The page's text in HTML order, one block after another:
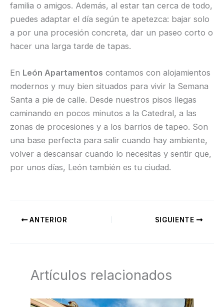
familia o amigos. Además, al estar tan cerca de todo,
puedes adaptar el día según te apetezca: bajar solo
a por una procesión concreta, dar un paseo corto o
hacer una larga tarde de tapas.
En León Apartamentos contamos con alojamientos
modernos y muy bien situados para vivir la Semana
Santa a pie de calle. Desde nuestros pisos llegas
caminando en pocos minutos a la Catedral, a las
zonas de procesiones y a los barrios de tapeo. Son
una base perfecta para salir cuando hay ambiente,
volver a descansar cuando lo necesitas y sentir que,
por unos días, León también es tu ciudad.
ANTERIOR SIGUIENTE
Artículos relacionados